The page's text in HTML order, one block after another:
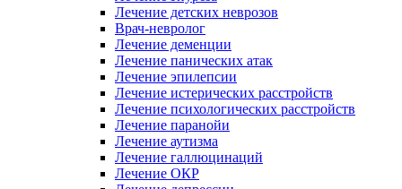
Лечение детских неврозов
Врач-невролог
Лечение деменции
Лечение панических атак
Лечение эпилепсии
Лечение истерических расстройств
Лечение психологических расстройств
Лечение паранойи
Лечение аутизма
Лечение галлюцинаций
Лечение ОКР